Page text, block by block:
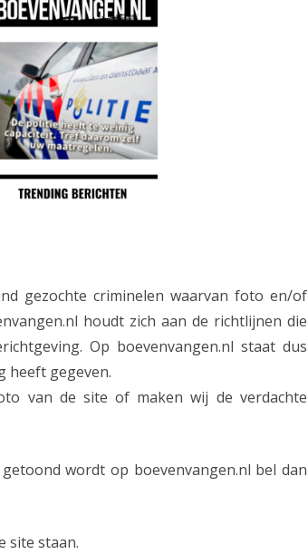
gezochte criminelen waarvan foto en/of
houdt zich aan de richtlijnen die
Op boevenvangen.nl staat dus
heeft gegeven.
van de site of maken wij de verdachte
wordt op boevenvangen.nl bel dan
site staan.